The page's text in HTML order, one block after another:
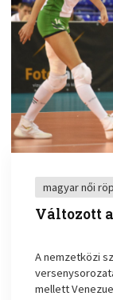
magyar női
Változott
A nemzetközi
mellett